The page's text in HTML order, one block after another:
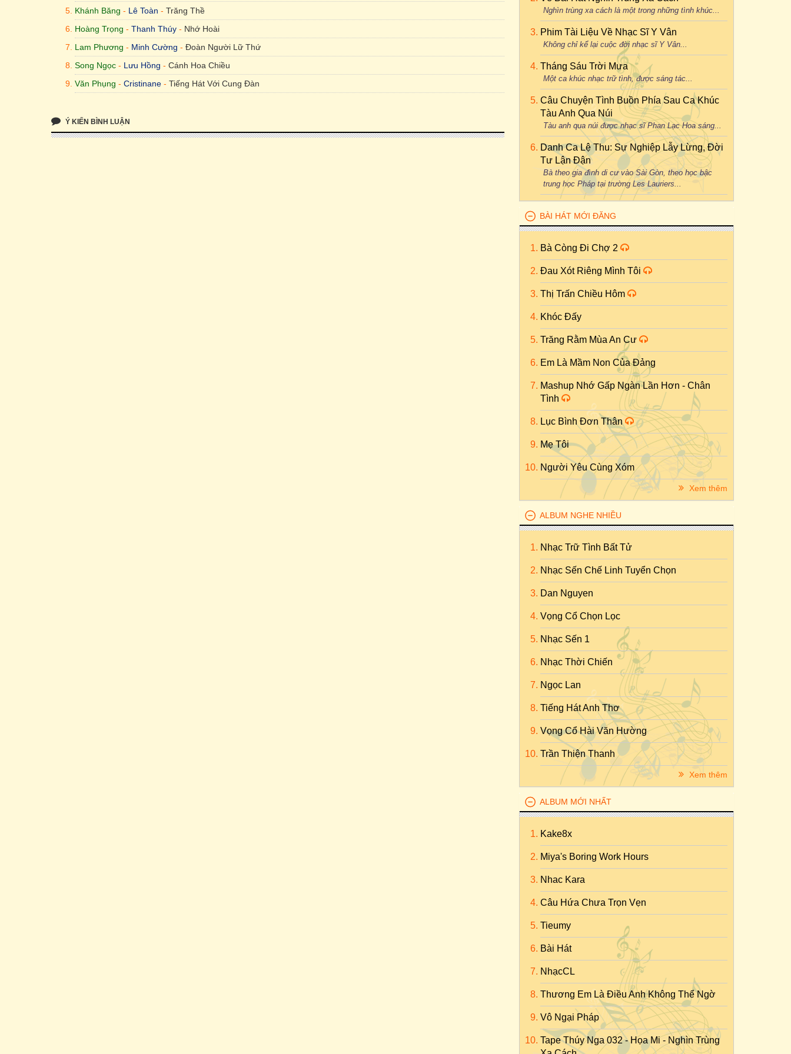
Khánh Băng - Lê Toàn - Trăng Thề
Hoàng Trọng - Thanh Thúy - Nhớ Hoài
Lam Phương - Minh Cường - Đoàn Người Lữ Thứ
Song Ngọc - Lưu Hồng - Cánh Hoa Chiều
Văn Phụng - Cristinane - Tiếng Hát Với Cung Đàn
Ý KIẾN BÌNH LUẬN
Nghìn trùng xa cách là một trong những tình khúc...
Phim Tài Liệu Về Nhạc Sĩ Y Vân
Không chỉ kể lại cuộc đời nhạc sĩ Y Vân...
Tháng Sáu Trời Mưa
Một ca khúc nhạc trữ tình, được sáng tác...
Câu Chuyện Tình Buồn Phía Sau Ca Khúc
Tàu Anh Qua Núi
Tàu anh qua núi được nhạc sĩ Phan Lạc Hoa sáng...
Danh Ca Lệ Thu: Sự Nghiệp Lẫy Lừng, Đời
Tư Lận Đận
Bà theo gia đình di cư vào Sài Gòn, theo học bậc
trung học Pháp tại trường Les Lauriers...
BÀI HÁT MỚI ĐĂNG
Bà Còng Đi Chợ 2
Đau Xót Riêng Mình Tôi
Thị Trấn Chiều Hôm
Khóc Đấy
Trăng Rằm Mùa An Cư
Em Là Mầm Non Của Đảng
Mashup Nhớ Gấp Ngàn Lần Hơn - Chân
Tình
Lục Bình Đơn Thân
Mẹ Tôi
Người Yêu Cùng Xóm
Xem thêm
ALBUM NGHE NHIỀU
Nhạc Trữ Tình Bất Tử
Nhạc Sến Chế Linh Tuyển Chọn
Dan Nguyen
Vọng Cổ Chọn Lọc
Nhạc Sến 1
Nhạc Thời Chiến
Ngọc Lan
Tiếng Hát Anh Thơ
Vọng Cổ Hài Văn Hường
Trần Thiện Thanh
Xem thêm
ALBUM MỚI NHẤT
Kake8x
Miya's Boring Work Hours
Nhac Kara
Câu Hứa Chưa Trọn Vẹn
Tieumy
Bài Hát
NhạcCL
Thương Em Là Điều Anh Không Thể Ngờ
Vô Ngại Pháp
Tape Thúy Nga 032 - Họa Mi - Nghìn Trùng